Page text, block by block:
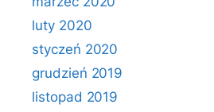
luty 2020
styczeń 2020
grudzień 2019
listopad 2019